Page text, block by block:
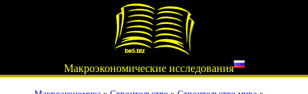
Макроэкономические исследования